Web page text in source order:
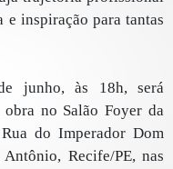
inspiração para tantas
junho, às 18h, será
no Salão Foyer da
do Imperador Dom
Recife/PE, nas